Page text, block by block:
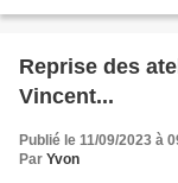
Reprise des
Vincent...
Publié le 11/09/2023 à
Par Yvon